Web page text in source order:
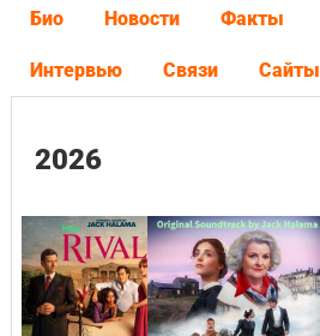
Био Новости Факты
Интервью Связи Сайты
2026